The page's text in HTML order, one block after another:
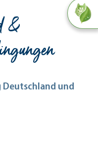
&
Deutschland und